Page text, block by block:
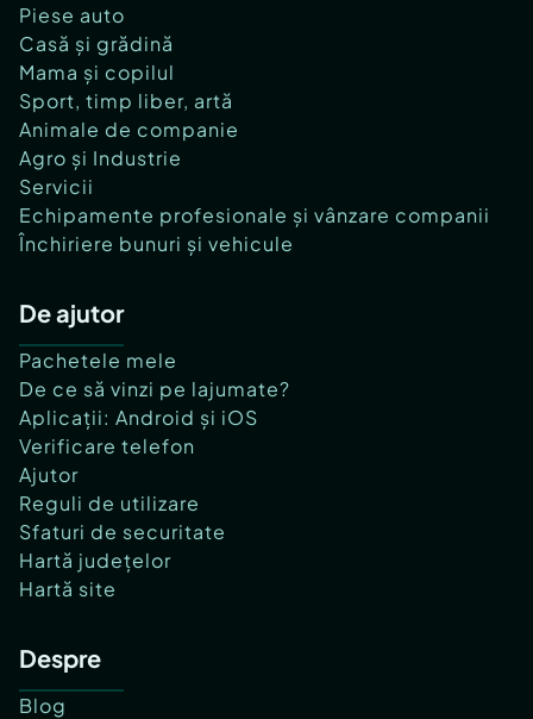
Piese auto
Casă și grădină
Mama și copilul
Sport, timp liber, artă
Animale de companie
Agro și Industrie
Servicii
Echipamente profesionale și vânzare companii
Închiriere bunuri și vehicule
De ajutor
Pachetele mele
De ce să vinzi pe lajumate?
Aplicații: Android și iOS
Verificare telefon
Ajutor
Reguli de utilizare
Sfaturi de securitate
Hartă județelor
Hartă site
Despre
Blog